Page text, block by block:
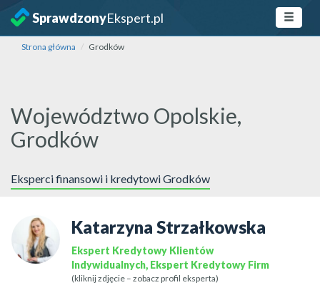
SprawdzonyEkspert.pl
Strona główna Grodków
Województwo Opolskie,
Grodków
Eksperci finansowi i kredytowi Grodków
Katarzyna Strzałkowska
Ekspert Kredytowy Klientów
Indywidualnych, Ekspert Kredytowy Firm
(kliknij zdjęcie – zobacz profil eksperta)